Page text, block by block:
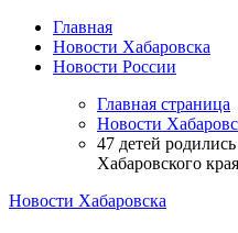
Главная
Новости Хабаровска
Новости России
Главная страница
Новости
47 детей
Хабаровского края
Новости Хабаровска